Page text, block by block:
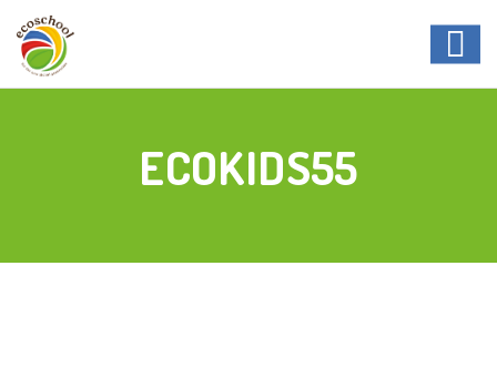
ECOKIDS55